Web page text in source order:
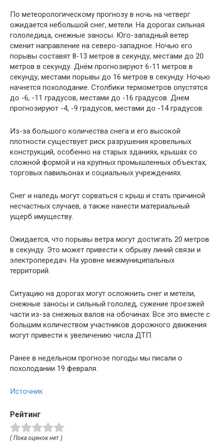
По метеорологическому прогнозу в ночь на четверг
ожидается небольшой снег, метели. На дорогах сильная
гололедица, снежные заносы. Юго-западный ветер
сменит направление на северо-западное. Ночью его
порывы составят 8-13 метров в секунду, местами до 20
метров в секунду. Днём прогнозируют 6-11 метров в
секунду, местами порывы до 16 метров в секунду. Ночью
начнется похолодание. Столбики термометров опустятся
до -6, -11 градусов, местами до -16 градусов. Днем
прогнозируют -4, -9 градусов, местами до -14 градусов.
Из-за большого количества снега и его высокой
плотности существует риск разрушения кровельных
конструкций, особенно на старых зданиях, крышах со
сложной формой и на крупных промышленных объектах,
торговых павильонах и социальных учреждениях.
Снег и наледь могут сорваться с крыш и стать причиной
несчастных случаев, а также нанести материальный
ущерб имуществу.
Ожидается, что порывы ветра могут достигать 20 метров
в секунду. Это может привести к обрыву линий связи и
электропередач. На уровне межмуниципальных
территорий.
Ситуацию на дорогах могут осложнить снег и метели,
снежные заносы и сильный гололед, сужение проезжей
части из-за снежных валов на обочинах. Все это вместе с
большим количеством участников дорожного движения
могут привести к увеличению числа ДТП.
Ранее в недельном прогнозе погоды мы писали о
похолодании 19 февраля.
Источник
Рейтинг
( Пока оценок нет )